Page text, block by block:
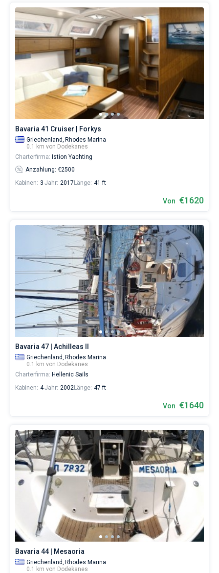
Bavaria 41 Cruiser | Forkys
Griechenland, Rhodes Marina
0.1 km von Dodekanes
Charterfirma: Istion Yachting
Anzahlung: €2500
Kabinen: 3 Jahr: 2017 Länge: 41 ft
Von €1620
Bavaria 47 | Achilleas II
Griechenland, Rhodes Marina
0.1 km von Dodekanes
Charterfirma: Hellenic Sails
Kabinen: 4Jahr: 2002Länge: 47 ft
Von €1640
Bavaria 44 | Mesaoria
Griechenland, Rhodes Marina
0.1 km von Dodekanes